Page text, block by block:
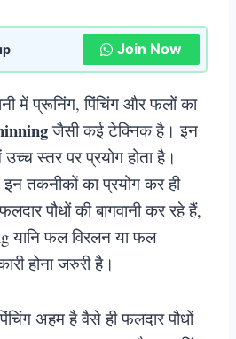
Join Now
में प्रूनिंग, पिंचिंग और फलों का
जैसी कई टेक्निक है। इन
स्तर पर प्रयोग होता है।
इन तकनीकों का प्रयोग कर ही
पौधों की बागवानी कर रहे हैं,
यानि फल विरलन या फल
होना जरुरी है।
अहम है वैसे ही फलदार पौधों